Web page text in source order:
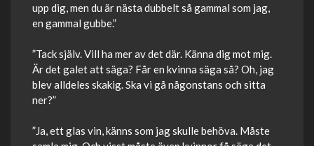
upp dig, men du är nästa dubbelt så gammal som jag,
en gammal gubbe.”
”Tack själv. Vill ha mer av det där. Känna dig mot mig.
Är det galet att säga? Får en kvinna säga så? Oh, jag
blev alldeles skakig. Ska vi gå någonstans och sitta
ner?”
”Ja, ett glas vin, känns som jag skulle behöva. Måste